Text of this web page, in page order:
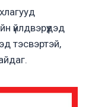
үйлдвэрүүдэд
тэсвэртэй,